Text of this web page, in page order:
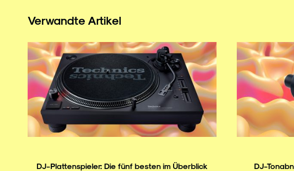
Verwandte Artikel
DJ-Plattenspieler: Die fünf besten im Überblick DJ-